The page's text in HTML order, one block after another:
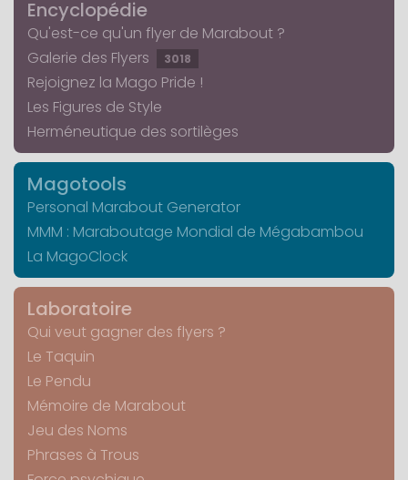
Encyclopédie
Qu'est-ce qu'un flyer de Marabout ?
Galerie des Flyers
3018
Rejoignez la Mago Pride !
Les Figures de Style
Herméneutique des sortilèges
Magotools
Personal Marabout Generator
MMM : Maraboutage Mondial de Mégabambou
La MagoClock
Laboratoire
Qui veut gagner des flyers ?
Le Taquin
Le Pendu
Mémoire de Marabout
Jeu des Noms
Phrases à Trous